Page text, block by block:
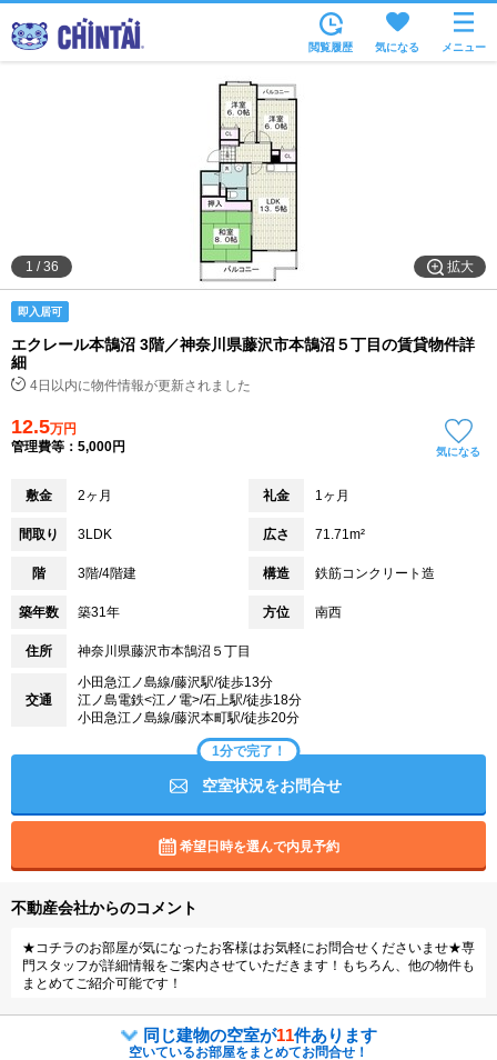
住所から
家賃相場から
通勤通学時間から
物件特集から
不動産会社から
閲覧履歴 気になる メニュー
拡大
1 /36
即入居可
エクレール本鵠沼 3階／神奈川県藤沢市本鵠沼５丁目の賃貸物件詳
細
4日以内に物件情報が更新されました
12.5万円
管理費等：5,000円
気になる
敷金 2ヶ月 礼金 1ヶ月
間取り 3LDK 広さ 71.71m²
階 3階/4階建 構造 鉄筋コンクリート造
築年数 築31年 方位 南西
住所 神奈川県藤沢市本鵠沼５丁目
交通
小田急江ノ島線/藤沢駅/徒歩13分
江ノ島電鉄<江ノ電>/石上駅/徒歩18分
小田急江ノ島線/藤沢本町駅/徒歩20分
1分で完了！
空室状況をお問合せ
希望日時を選んで内見予約
不動産会社からのコメント
★コチラのお部屋が気になったお客様はお気軽にお問合せくださいませ★専
門スタッフが詳細情報をご案内させていただきます！もちろん、他の物件も
まとめてご紹介可能です！
同じ建物の空室が11件あります
空いているお部屋をまとめてお問合せ！